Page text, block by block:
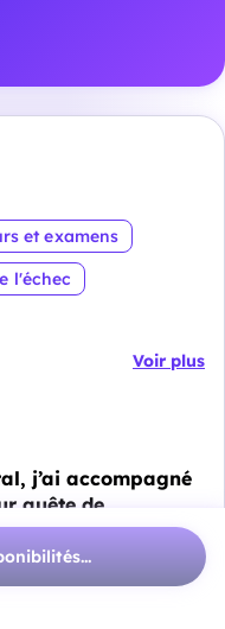
et examens
l'échec
Voir plus
j’ai accompagné
quête de
leurs défis
m’a amené à
méconnue,